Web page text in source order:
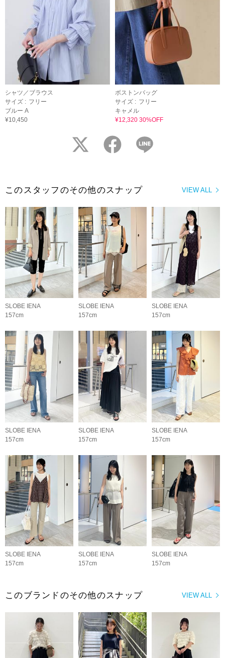
シャツ／ブラウス
サイズ : フリー
ブルー A
¥10,450
ボストンバッグ
サイズ : フリー
キャメル
¥12,320 30%OFF
twitter facebook
VIEW ALL
このスタッフのその他のスナップ
SLOBE IENA
157cm
SLOBE IENA
157cm
SLOBE IENA
157cm
SLOBE IENA
157cm
SLOBE IENA
157cm
SLOBE IENA
157cm
SLOBE IENA
157cm
SLOBE IENA
157cm
SLOBE IENA
157cm
VIEW ALL
このブランドのその他のスナップ